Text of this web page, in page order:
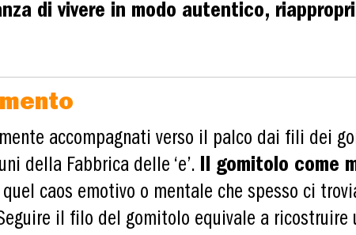
di vivere in modo autentico,
accompagnati verso il palco dai fili dei
della Fabbrica delle ‘e’. Il gomitolo come
caos emotivo o mentale che spesso ci
il filo del gomitolo equivale a